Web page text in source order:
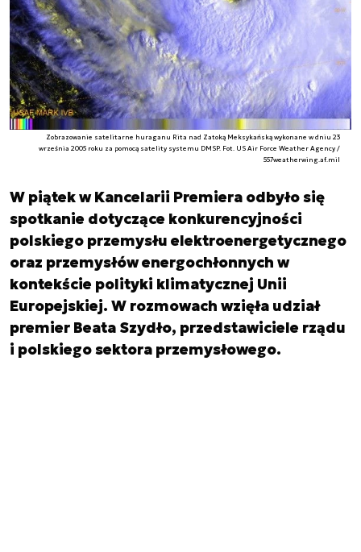
Zobrazowanie satelitarne huraganu Rita nad Zatoką Meksykańską wykonane w dniu 23
września 2005 roku za pomocą satelity systemu DMSP. Fot. US Air Force Weather Agency /
557weatherwing.af.mil
W piątek w Kancelarii Premiera odbyło się
spotkanie dotyczące konkurencyjności
polskiego przemysłu elektroenergetycznego
oraz przemysłów energochłonnych w
kontekście polityki klimatycznej Unii
Europejskiej. W rozmowach wzięła udział
premier Beata Szydło, przedstawiciele rządu
i polskiego sektora przemysłowego.